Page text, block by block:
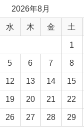
2026年8月
水 木 金 土
1
5 6 7 8
12 13 14 15
19 20 21 22
26 27 28 29